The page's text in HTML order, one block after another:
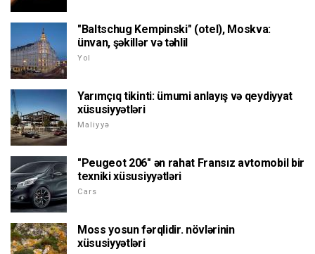
"Baltschug Kempinski" (otel), Moskva:
ünvan, şəkillər və təhlil
Yol
Yarımçıq tikinti: ümumi anlayış və qeydiyyat
xüsusiyyətləri
Maliyyə
"Peugeot 206" ən rahat Fransız avtomobil bir
texniki xüsusiyyətləri
Cars
Moss yosun fərqlidir. növlərinin
xüsusiyyətləri